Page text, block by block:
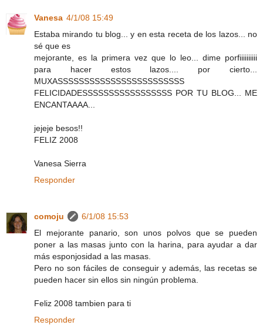
Vanesa 4/1/08 15:49
Estaba mirando tu blog... y en esta receta de los lazos... no
sé que es
mejorante, es la primera vez que lo leo... dime porfiiiiiiiiii
para hacer estos lazos.... por cierto...
MUXASSSSSSSSSSSSSSSSSSSSSSSS
FELICIDADESSSSSSSSSSSSSSSSS POR TU BLOG... ME
ENCANTAAAA...
jejeje besos!!
FELIZ 2008
Vanesa Sierra
Responder
comoju
6/1/08 15:53
El mejorante panario, son unos polvos que se pueden
poner a las masas junto con la harina, para ayudar a dar
más esponjosidad a las masas.
Pero no son fáciles de conseguir y además, las recetas se
pueden hacer sin ellos sin ningún problema.
Feliz 2008 tambien para ti
Responder